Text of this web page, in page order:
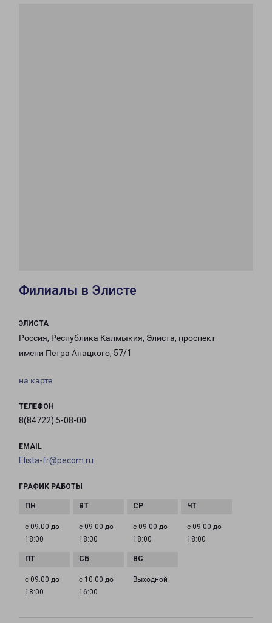
Филиалы в Элисте
ЭЛИСТА
Россия, Республика Калмыкия, Элиста, проспект
имени Петра Анацкого, 57/1
на карте
ТЕЛЕФОН
8(84722) 5-08-00
EMAIL
Elista-fr@pecom.ru
ГРАФИК РАБОТЫ
с 09:00 до
18:00
с 09:00 до
18:00
с 09:00 до
18:00
с 09:00 до
18:00
с 09:00 до
18:00
с 10:00 до
16:00
Выходной